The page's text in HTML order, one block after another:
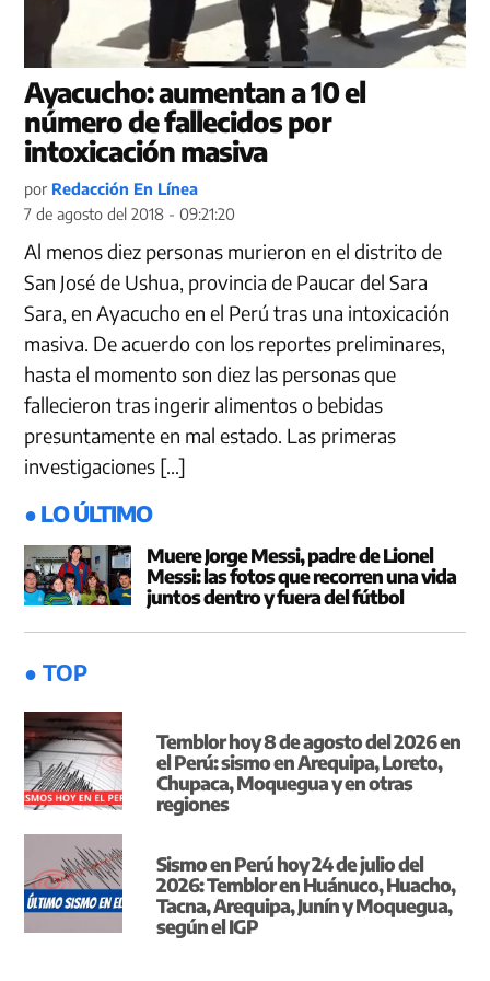
Ayacucho: aumentan a 10 el
número de fallecidos por
intoxicación masiva
por Redacción En Línea
7 de agosto del 2018 - 09:21:20
Al menos diez personas murieron en el distrito de
San José de Ushua, provincia de Paucar del Sara
Sara, en Ayacucho en el Perú tras una intoxicación
masiva. De acuerdo con los reportes preliminares,
hasta el momento son diez las personas que
fallecieron tras ingerir alimentos o bebidas
presuntamente en mal estado. Las primeras
investigaciones […]
● LO ÚLTIMO
Muere Jorge Messi, padre de Lionel
Messi: las fotos que recorren una vida
juntos dentro y fuera del fútbol
● TOP
Temblor hoy 8 de agosto del 2026 en
el Perú: sismo en Arequipa, Loreto,
Chupaca, Moquegua y en otras
regiones
Sismo en Perú hoy 24 de julio del
2026: Temblor en Huánuco, Huacho,
Tacna, Arequipa, Junín y Moquegua,
según el IGP